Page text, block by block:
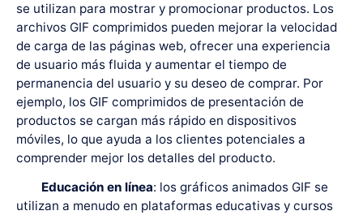
se utilizan para mostrar y promocionar productos. Los
archivos GIF comprimidos pueden mejorar la velocidad
de carga de las páginas web, ofrecer una experiencia
de usuario más fluida y aumentar el tiempo de
permanencia del usuario y su deseo de comprar. Por
ejemplo, los GIF comprimidos de presentación de
productos se cargan más rápido en dispositivos
móviles, lo que ayuda a los clientes potenciales a
comprender mejor los detalles del producto.
Educación en línea: los gráficos animados GIF se
utilizan a menudo en plataformas educativas y cursos